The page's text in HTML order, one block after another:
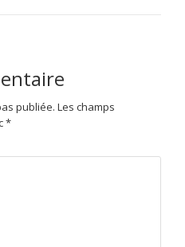
publiée. Les champs
*